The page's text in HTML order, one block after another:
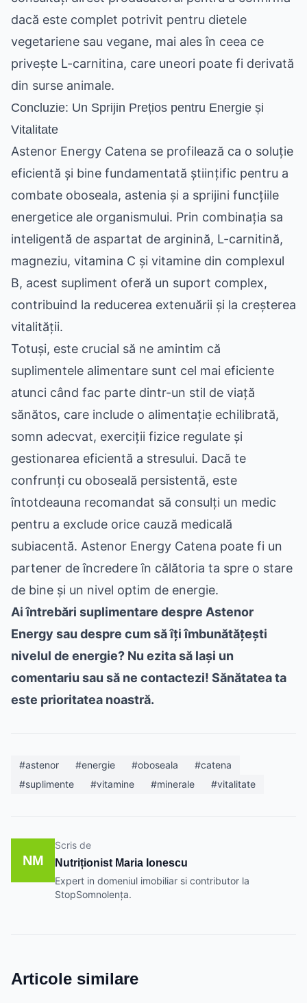
dacă este complet potrivit pentru dietele
vegetariene sau vegane, mai ales în ceea ce
privește L-carnitina, care uneori poate fi derivată
din surse animale.
Concluzie: Un Sprijin Prețios pentru Energie și
Vitalitate
Astenor Energy Catena se profilează ca o soluție
eficientă și bine fundamentată științific pentru a
combate oboseala, astenia și a sprijini funcțiile
energetice ale organismului. Prin combinația sa
inteligentă de aspartat de arginină, L-carnitină,
magneziu, vitamina C și vitamine din complexul
B, acest supliment oferă un suport complex,
contribuind la reducerea extenuării și la creșterea
vitalității.
Totuși, este crucial să ne amintim că
suplimentele alimentare sunt cel mai eficiente
atunci când fac parte dintr-un stil de viață
sănătos, care include o alimentație echilibrată,
somn adecvat, exerciții fizice regulate și
gestionarea eficientă a stresului. Dacă te
confrunți cu oboseală persistentă, este
întotdeauna recomandat să consulți un medic
pentru a exclude orice cauză medicală
subiacentă. Astenor Energy Catena poate fi un
partener de încredere în călătoria ta spre o stare
de bine și un nivel optim de energie.
Ai întrebări suplimentare despre Astenor
Energy sau despre cum să îți îmbunătățești
nivelul de energie? Nu ezita să lași un
comentariu sau să ne contactezi! Sănătatea ta
este prioritatea noastră.
#astenor #energie #oboseala
#catena
#suplimente
#vitamine #minerale #vitalitate
NM
Scris de
Nutriționist Maria Ionescu
Expert in domeniul imobiliar si contributor la
StopSomnolența.
Articole similare